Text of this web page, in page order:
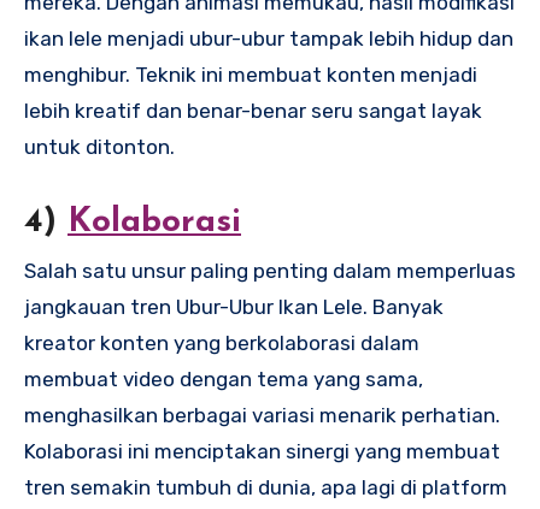
ikan lele menjadi ubur-ubur tampak lebih hidup dan
menghibur. Teknik ini membuat konten menjadi
lebih kreatif dan benar-benar seru sangat layak
untuk ditonton.
4) Kolaborasi
Salah satu unsur paling penting dalam memperluas
jangkauan tren Ubur-Ubur Ikan Lele. Banyak
kreator konten yang berkolaborasi dalam
membuat video dengan tema yang sama,
menghasilkan berbagai variasi menarik perhatian.
Kolaborasi ini menciptakan sinergi yang membuat
tren semakin tumbuh di dunia, apa lagi di platform